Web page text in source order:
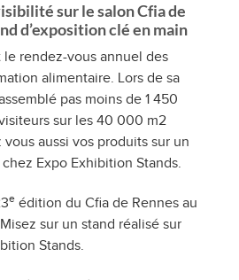
sur le salon Cfia de
d’exposition clé en main
le rendez-vous annuel des
alimentaire. Lors de sa
pas moins de 1 450
sur les 40 000 m2
aussi vos produits sur un
Expo Exhibition Stands.
e édition du Cfia de Rennes au
sur un stand réalisé sur
Stands.